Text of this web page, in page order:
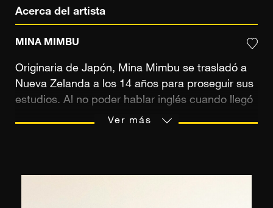
Acerca del artista
MINA MIMBU
Originaria de Japón, Mina Mimbu se trasladó a
Nueva Zelanda a los 14 años para proseguir sus
estudios. Al no poder hablar inglés cuando llegó
a Auckland, recurrió a otros medios de expresión
Ver más